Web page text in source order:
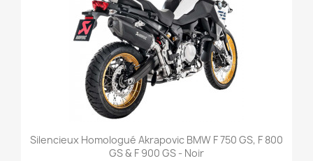
Silencieux Homologué Akrapovic BMW F 750 GS, F 800
GS & F 900 GS - Noir